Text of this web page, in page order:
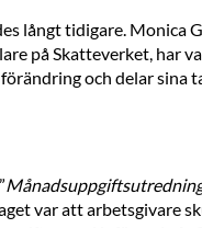
långt tidigare. Monica
på Skatteverket, har
och delar sina
var att arbetsgivare